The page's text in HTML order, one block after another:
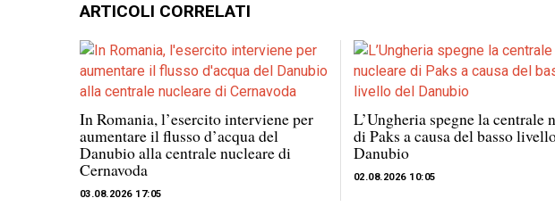
ARTICOLI CORRELATI
In Romania, l’esercito interviene per
aumentare il flusso d’acqua del
Danubio alla centrale nucleare di
Cernavoda
03.08.2026 17:05
L’Ungheria spegne la centrale
di Paks a causa del basso
Danubio
02.08.2026 10:05